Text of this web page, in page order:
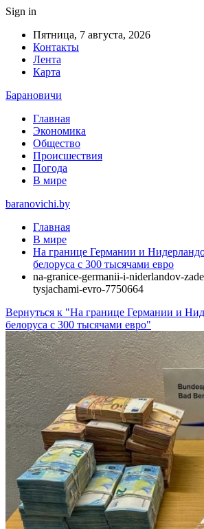
Sign in
Пятница, 7 августа, 2026
Контакты
Лента
Карта
Барановичи
Главная
Экономика
Общество
Происшествия
Погода
В мире
baranovichi.by
Главная
В мире
На границе Германии и
белоруса с 300 тысячами евро
na-granice-germanii-i-niderlandov-
tysjachami-evro-7750664
Вернуться к "На границе Германии и
белоруса с 300 тысячами евро"